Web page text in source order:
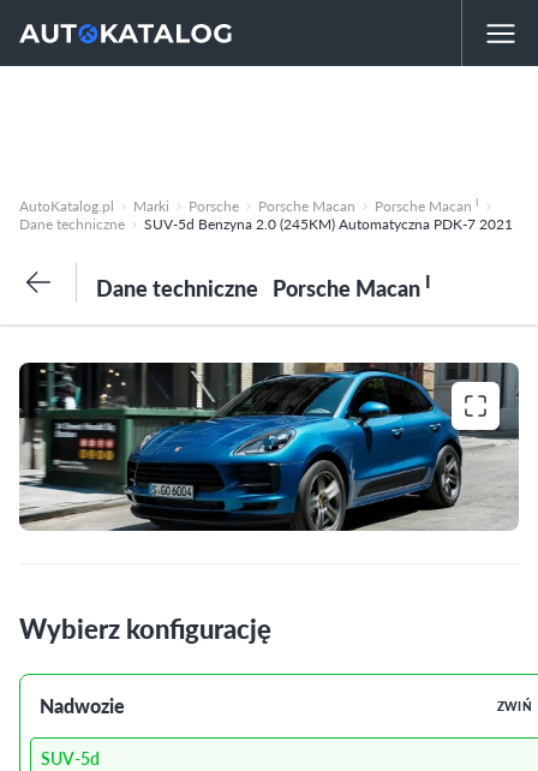
AutoKatalog.pl Marki Porsche Porsche Macan Porsche Macan I
Dane techniczne SUV-5d Benzyna 2.0 (245KM) Automatyczna PDK-7 2021
Dane techniczne Porsche Macan I
Wybierz konfigurację
Nadwozie ZWIŃ
SUV-5d